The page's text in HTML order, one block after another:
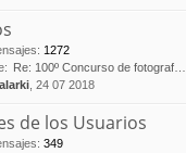
: 1272
Re: 100º Concurso de fotograf…
, 24 07 2018
de los Usuarios
: 349